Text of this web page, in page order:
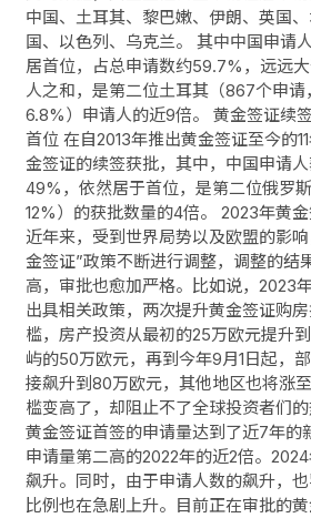
中国、土耳其、黎巴嫩、伊朗、英国
国、以色列、乌克兰。 其中中国申请
居首位，占总申请数约59.7%，远远
人之和，是第二位土耳其（867个申
6.8%）申请人的近9倍。 黄金签证续
首位 在自2013年推出黄金签证至今的
金签证的续签获批，其中，中国申请
49%，依然居于首位，是第二位俄罗
12%）的获批数量的4倍。 2023年黄
近年来，受到世界局势以及欧盟的影
金签证”政策不断进行调整，调整的结
高，审批也愈加严格。比如说，2023
出具相关政策，两次提升黄金签证购
槛，房产投资从最初的25万欧元提升
屿的50万欧元，再到今年9月1日起，
接飙升到80万欧元，其他地区也将涨
槛变高了，却阻止不了全球投资者们
黄金签证首签的申请量达到了近7年
申请量第二高的2022年的近2倍。
飙升。同时，由于申请人数的飙升，
比例也在急剧上升。目前正在审批的